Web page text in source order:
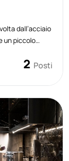
dall’acciaio
un piccolo
di
2 Posti